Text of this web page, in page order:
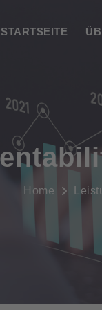
STARTSEITE
Home